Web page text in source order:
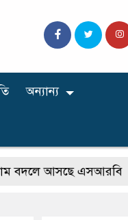
অন্যান্য
আসছে এসআরবি